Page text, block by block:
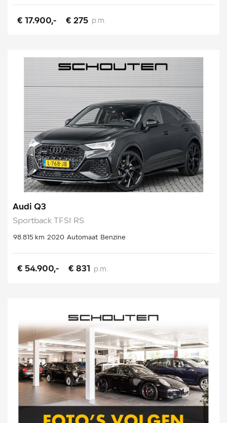
€ 17.900,- € 275 p.m.
Audi Q3
Sportback TFSI RS
98.815 km 2020 Automaat Benzine
€ 54.900,- € 831 p.m.